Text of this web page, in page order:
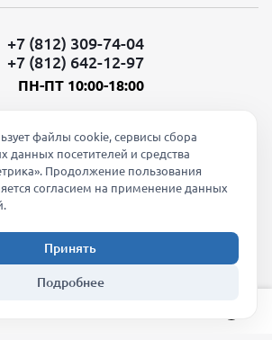
+7 (812) 309-74-04
+7 (812) 642-12-97
ПН-ПТ 10:00-18:00
Мы в социальных сетях:
© "Молти" - оптовый магазин
info@molti-shop.ru
файлы cookie, сервисы сбора
данных посетителей и средства
Продолжение пользования
согласием на применение данных
Принять
Подробнее